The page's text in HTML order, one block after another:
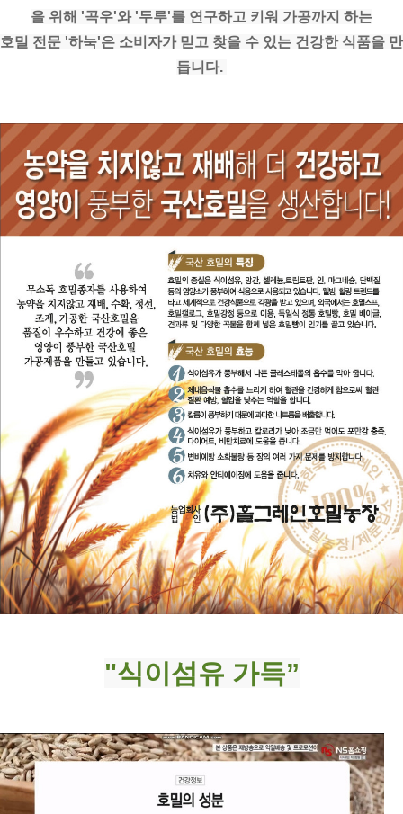
을 위해 '곡우'와 '두루'를 연구하고 키워 가공까지 하는
호밀 전문 '하눅'은 소비자가 믿고 찾을 수 있는 건강한 식품을 만
듭니다.
"식이섬유 가득”